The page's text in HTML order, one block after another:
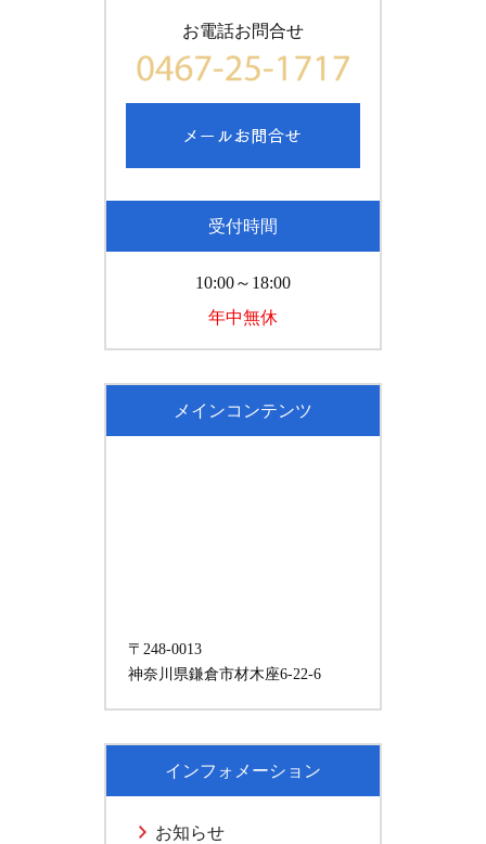
お電話お問合せ
受付時間
10:00～18:00
年中無休
メインコンテンツ
〒248-0013
神奈川県鎌倉市材木座6-22-6
インフォメーション
お知らせ